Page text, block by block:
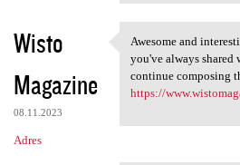
Wisto
Magazine
08.11.2023
Adres
Awesome and
Awesome and
you've always shared
continue composing
https://